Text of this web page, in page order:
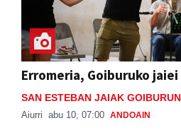
Erromeria, Goiburuko
SAN ESTEBAN JAIAK
Aiurri abu 10, 07:00 ANDOAIN